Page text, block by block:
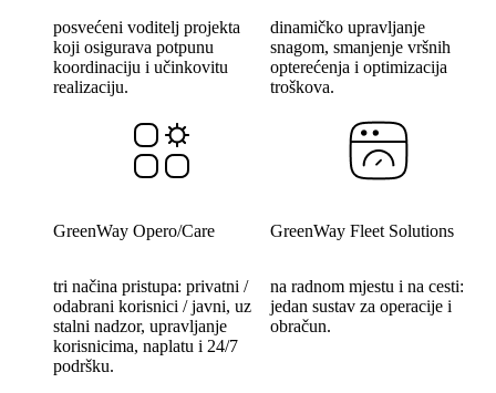
posvećeni voditelj projekta
koji osigurava potpunu
koordinaciju i učinkovitu
realizaciju.
dinamičko upravljanje
snagom, smanjenje vršnih
opterećenja i optimizacija
troškova.
GreenWay Opero/Care
tri načina pristupa: privatni /
odabrani korisnici / javni, uz
stalni nadzor, upravljanje
korisnicima, naplatu i 24/7
podršku.
GreenWay Fleet Solutions
na radnom mjestu i na cesti:
jedan sustav za operacije i
obračun.